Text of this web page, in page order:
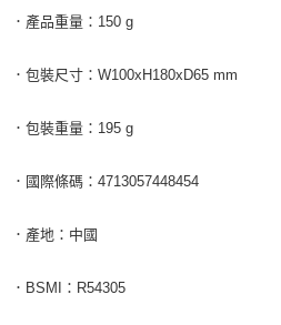
．產品重量：150 g
．包裝尺寸：W100xH180xD65 mm
．包裝重量：195 g
．國際條碼：4713057448454
．產地：中國
．BSMI：R54305